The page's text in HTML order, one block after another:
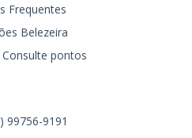
Frequentes
Belezeira
Consulte pontos
99756-9191